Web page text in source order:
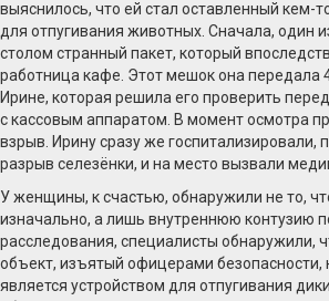
выяснилось, что ей стал оставленный кем-
для отпугивания животных. Сначала, один
столом странный пакет, который
работница кафе. Этот мешок она передала
Ирине, которая решила его проверить
с кассовым аппаратом. В момент осмотра
взрыв. Ирину сразу же госпитализировали,
разрыв селезёнки, и на место вызвали
У женщины, к счастью, обнаружили не то,
изначально, а лишь внутреннюю контузию
расследования, специалисты обнаружили,
объект, изъятый офицерами безопасности,
является устройством для отпугивания